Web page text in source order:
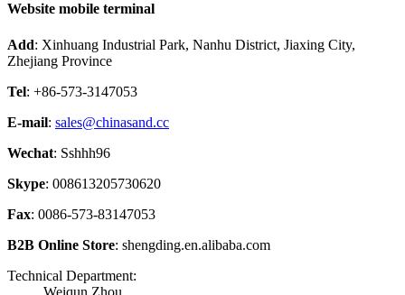
Website mobile terminal
Add: Xinhuang Industrial Park, Nanhu District, Jiaxing City,
Zhejiang Province
Tel: +86-573-3147053
E-mail: sales@chinasand.cc
Wechat: Sshhh96
Skype: 008613205730620
Fax: 0086-573-83147053
B2B Online Store: shengding.en.alibaba.com
Technical Department:
Weiqun Zhou